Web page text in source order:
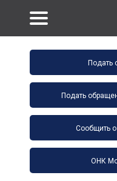
Подать
Сообщить
ОНК